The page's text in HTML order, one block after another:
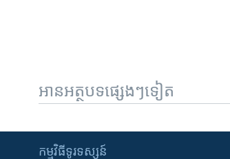
អានអត្ថបទផ្សេងៗទៀត
កម្មវិធី​ទូរទស្សន៍